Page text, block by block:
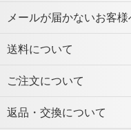
メールが届かないお客様
送料について
ご注文について
返品・交換について